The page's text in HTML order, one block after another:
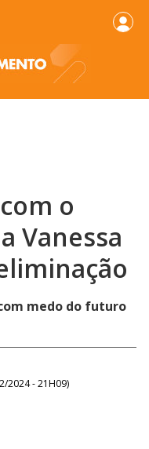
o
Vanessa
medo do futuro
2024 - 21H09)